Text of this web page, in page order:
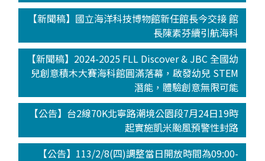
【新聞稿】國立海洋科技博物館新任館長今交接 館
長陳素芬續引航海科
【新聞稿】2024-2025 FLL Discover & JBC 全國幼
兒創意積木大賽海科館圓滿落幕，啟發幼兒 STEM
潛能，體驗創意無限可能
【公告】台2線70K北寧路潮境公園段7月24日19時
起實施凱米颱風預警性封路
【公告】113/2/8(四)調整當日開放時間為09:00-